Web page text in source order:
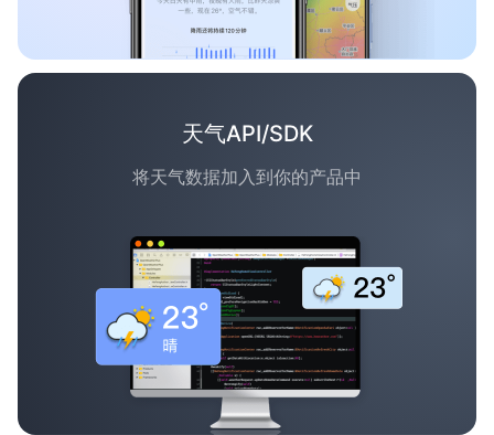
天气API/SDK
将天气数据加入到你的产品中